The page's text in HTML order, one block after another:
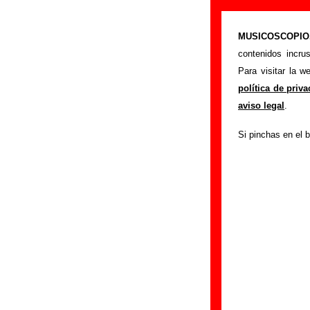
contenidos
Para visitar la
política de
aviso legal .
Si pinchas en el
Sexy Sadie -
Portada >Sexy
Si tienes
siguiente
colaboración.
Nombre: